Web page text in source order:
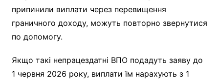
припинили виплати через перевищення
граничного доходу, можуть повторно звернутися
по допомогу.
Якщо такі непрацездатні ВПО подадуть заяву до
1 червня 2026 року, виплати їм нарахують з 1